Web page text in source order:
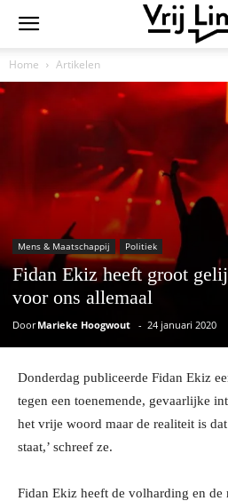
Home Artikelen
Mens & Maatschappij Politiek
Fidan Ekiz heeft groot
voor ons allemaal
Door Marieke Hoogwout - 24 januari 2020
Donderdag publiceerde Fidan Ekiz
tegen een toenemende, gevaarlijke
het vrije woord maar de realiteit is
staat,’ schreef ze.
Fidan Ekiz heeft de volharding en de